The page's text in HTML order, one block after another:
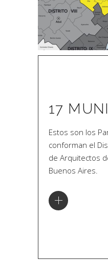
17
Estos son los
conforman el
de Arquitectos
Buenos Aires.